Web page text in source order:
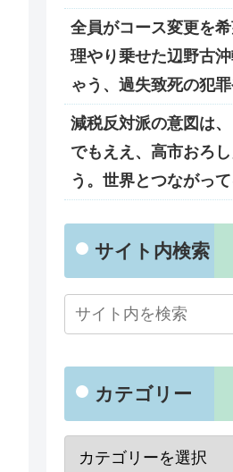
全員がコース変更を
理やり乗せた辺野古
ゃう、過失致死の犯罪
減税反対派の意図は
でもええ、高市おろ
う。世界とつながって
サイト内検索
カテゴリー